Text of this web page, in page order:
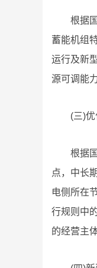
根据
蓄能机组
运行及新
源可调能
(三)
根据
点，中长
电侧所在
行规则中
的经营主